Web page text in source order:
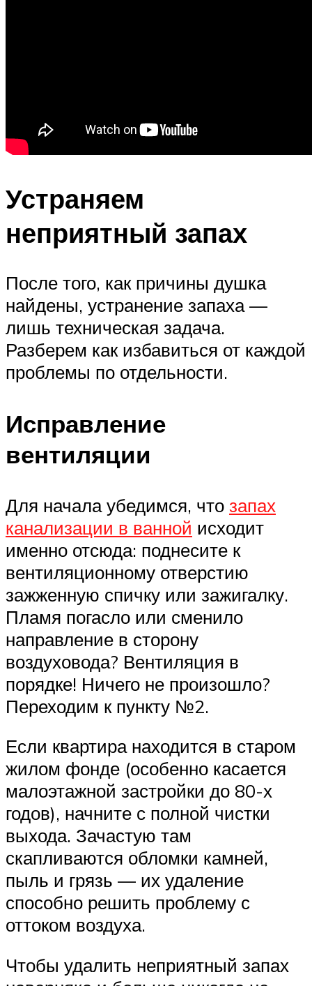
Устраняем
неприятный запах
После того, как причины душка
найдены, устранение запаха —
лишь техническая задача.
Разберем как избавиться от каждой
проблемы по отдельности.
Исправление
вентиляции
Для начала убедимся, что запах
канализации в ванной исходит
именно отсюда: поднесите к
вентиляционному отверстию
зажженную спичку или зажигалку.
Пламя погасло или сменило
направление в сторону
воздуховода? Вентиляция в
порядке! Ничего не произошло?
Переходим к пункту №2.
Если квартира находится в старом
жилом фонде (особенно касается
малоэтажной застройки до 80-х
годов), начните с полной чистки
выхода. Зачастую там
скапливаются обломки камней,
пыль и грязь — их удаление
способно решить проблему с
оттоком воздуха.
Чтобы удалить неприятный запах